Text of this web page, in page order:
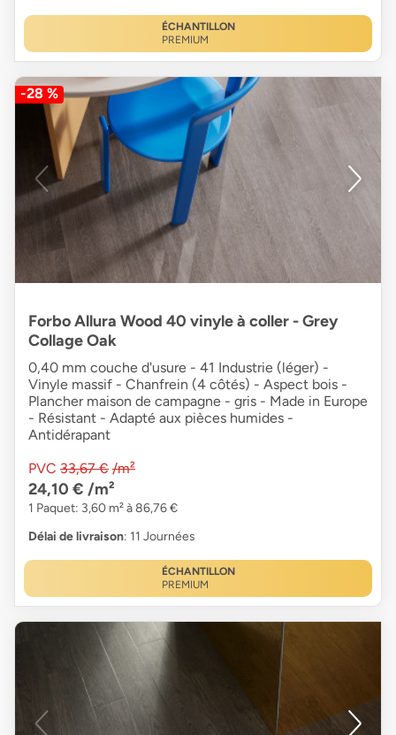
ÉCHANTILLON
PREMIUM
-28 %
Forbo Allura Wood 40 vinyle à coller - Grey
Collage Oak
0,40 mm couche d'usure - 41 Industrie (léger) -
Vinyle massif - Chanfrein (4 côtés) - Aspect bois -
Plancher maison de campagne - gris - Made in Europe
- Résistant - Adapté aux pièces humides -
Antidérapant
PVC 33,67 € /m²
24,10 € /m²
1 Paquet: 3,60 m² à 86,76 €
Délai de livraison: 11 Journées
ÉCHANTILLON
PREMIUM